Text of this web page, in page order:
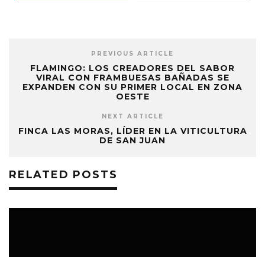
PREVIOUS ARTICLE
FLAMINGO: LOS CREADORES DEL SABOR
VIRAL CON FRAMBUESAS BAÑADAS SE
EXPANDEN CON SU PRIMER LOCAL EN ZONA
OESTE
NEXT ARTICLE
FINCA LAS MORAS, LÍDER EN LA VITICULTURA
DE SAN JUAN
RELATED POSTS